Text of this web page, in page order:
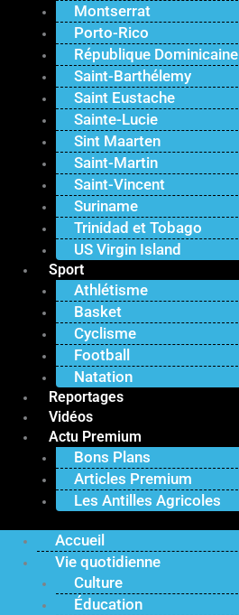
Montserrat
Porto-Rico
République Dominicaine
Saint-Barthélemy
Saint Eustache
Sainte-Lucie
Sint Maarten
Saint-Martin
Saint-Vincent
Suriname
Trinidad et Tobago
US Virgin Island
Sport
Athlétisme
Basket
Cyclisme
Football
Natation
Reportages
Vidéos
Actu Premium
Bons Plans
Articles Premium
Les Antilles Agricoles
Accueil
Vie quotidienne
Culture
Éducation